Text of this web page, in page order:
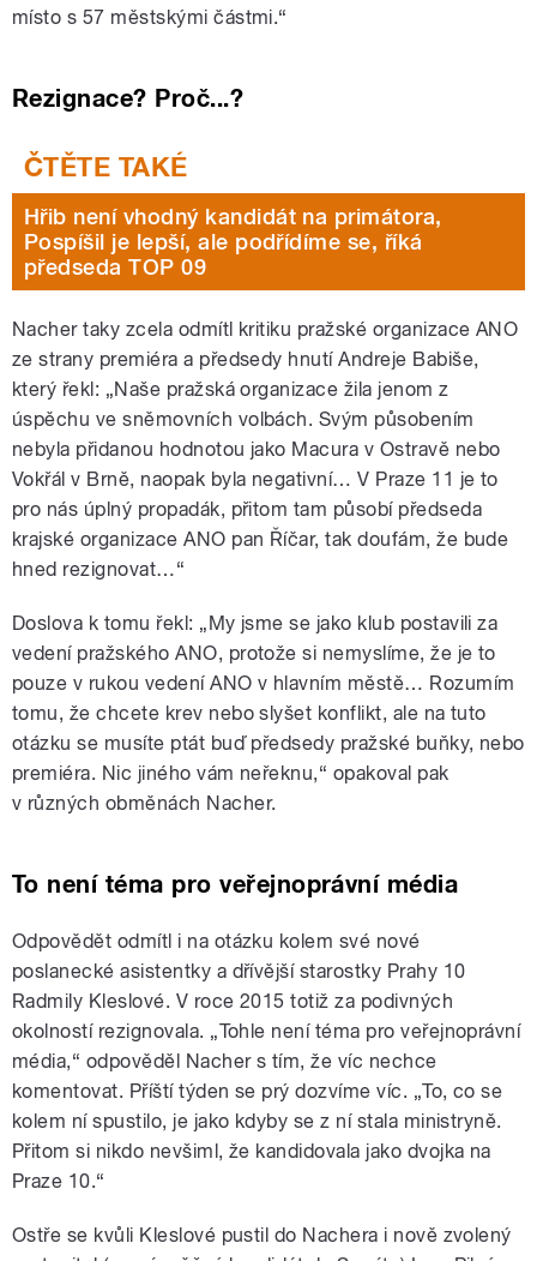
místo s 57 městskými částmi.“
Rezignace? Proč...?
Hřib není vhodný kandidát na primátora,
Pospíšil je lepší, ale podřídíme se, říká
předseda TOP 09
Nacher taky zcela odmítl kritiku pražské organizace ANO
ze strany premiéra a předsedy hnutí Andreje Babiše,
který řekl: „Naše pražská organizace žila jenom z
úspěchu ve sněmovních volbách. Svým působením
nebyla přidanou hodnotou jako Macura v Ostravě nebo
Vokřál v Brně, naopak byla negativní… V Praze 11 je to
pro nás úplný propadák, přitom tam působí předseda
krajské organizace ANO pan Říčar, tak doufám, že bude
hned rezignovat…“
Doslova k tomu řekl: „My jsme se jako klub postavili za
vedení pražského ANO, protože si nemyslíme, že je to
pouze v rukou vedení ANO v hlavním městě… Rozumím
tomu, že chcete krev nebo slyšet konflikt, ale na tuto
otázku se musíte ptát buď předsedy pražské buňky, nebo
premiéra. Nic jiného vám neřeknu,“ opakoval pak
v různých obměnách Nacher.
To není téma pro veřejnoprávní média
Odpovědět odmítl i na otázku kolem své nové
poslanecké asistentky a dřívější starostky Prahy 10
Radmily Kleslové. V roce 2015 totiž za podivných
okolností rezignovala. „Tohle není téma pro veřejnoprávní
média,“ odpověděl Nacher s tím, že víc nechce
komentovat. Příští týden se prý dozvíme víc. „To, co se
kolem ní spustilo, je jako kdyby se z ní stala ministryně.
Přitom si nikdo nevšiml, že kandidovala jako dvojka na
Praze 10.“
Ostře se kvůli Kleslové pustil do Nachera i nově zvolený